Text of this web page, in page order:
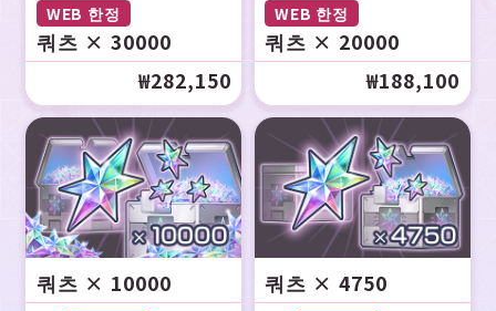
WEB 한정
쿼츠 × 30000
₩282,150
WEB 한정
쿼츠 × 20000
₩188,100
쿼츠 × 10000
쿼츠 × 4750